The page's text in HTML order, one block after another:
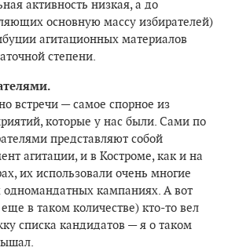
активность низкая, а до
основную массу избирателей)
агитационных материалов
степени.
встречи — самое спорное из
которые у нас были. Сами по
представляют собой
агитации, и в Костроме, как и на
их использовали очень многие
кампаниях. А вот
в таком количестве) кто-то вел
списка кандидатов — я о таком